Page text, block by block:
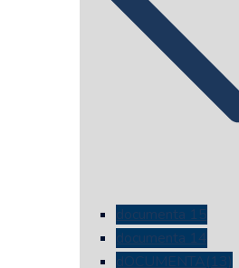
documenta 15
documenta 14
dOCUMENTA(13)